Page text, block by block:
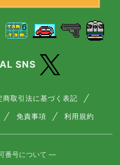
SNS
商取引法に基づく表記
免責事項 利用規約
番号について ―